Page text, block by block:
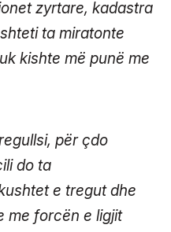
zyrtare, kadastra
ta miratonte
kishte më punë me
për çdo
do ta
e tregut dhe
me forcën e ligjit